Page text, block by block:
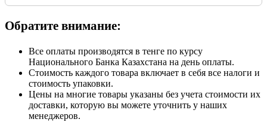
Обратите внимание:
Все оплаты производятся в тенге по курсу
Национального Банка Казахстана на день оплаты.
Стоимость каждого товара включает в себя все налоги и
стоимость упаковки.
Цены на многие товары указаны без учета стоимости их
доставки, которую вы можете уточнить у наших
менеджеров.